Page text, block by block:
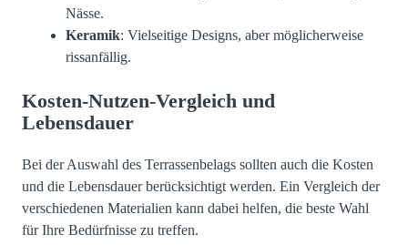
Nässe.
Keramik: Vielseitige Designs, aber möglicherweise
rissanfällig.
Kosten-Nutzen-Vergleich und
Lebensdauer
Bei der Auswahl des Terrassenbelags sollten auch die Kosten
und die Lebensdauer berücksichtigt werden. Ein Vergleich der
verschiedenen Materialien kann dabei helfen, die beste Wahl
für Ihre Bedürfnisse zu treffen.